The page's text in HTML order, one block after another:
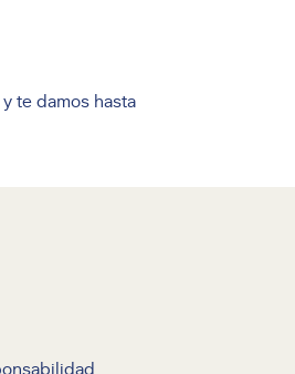
te damos hasta